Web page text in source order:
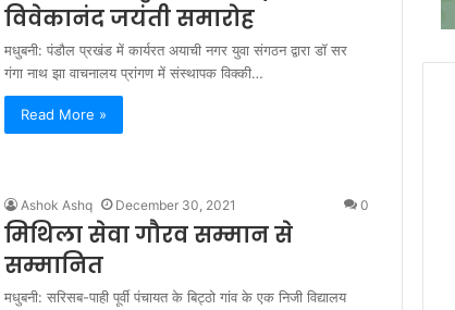
विवेकानंद जयंती समारोह
मधुबनी: पंडौल प्रखंड में कार्यरत अयाची नगर युवा संगठन द्वारा डॉ सर
गंगा नाथ झा वाचनालय प्रांगण में संस्थापक विक्की…
Read More »
Ashok Ashq December 30, 2021 0
मिथिला सेवा गौरव सम्मान से
सम्मानित
मधुबनी: सरिसब-पाही पूर्वी पंचायत के बिट्ठो गांव के एक निजी विद्यालय